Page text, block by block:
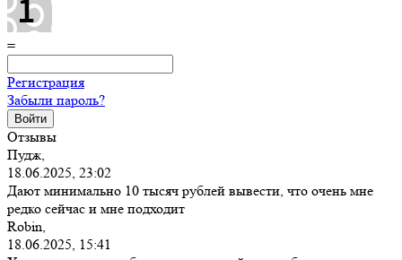
=
Регистрация
Забыли пароль?
Отзывы
Пудж,
18.06.2025, 23:02
Дают минимально 10 тысяч рублей вывести, что очень мне
редко сейчас и мне подходит
Robin,
18.06.2025, 15:41